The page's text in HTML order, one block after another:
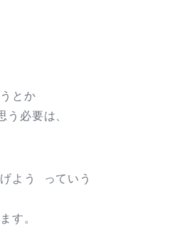
とか
必要は、
よう っていう
す。